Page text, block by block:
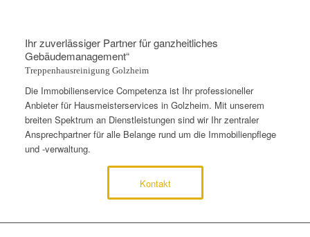
Ihr zuverlässiger Partner für ganzheitliches
Gebäudemanagement“
Treppenhausreinigung Golzheim
Die Immobilienservice Competenza ist Ihr professioneller
Anbieter für Hausmeisterservices in Golzheim. Mit unserem
breiten Spektrum an Dienstleistungen sind wir Ihr zentraler
Ansprechpartner für alle Belange rund um die Immobilienpflege
und -verwaltung.
Kontakt